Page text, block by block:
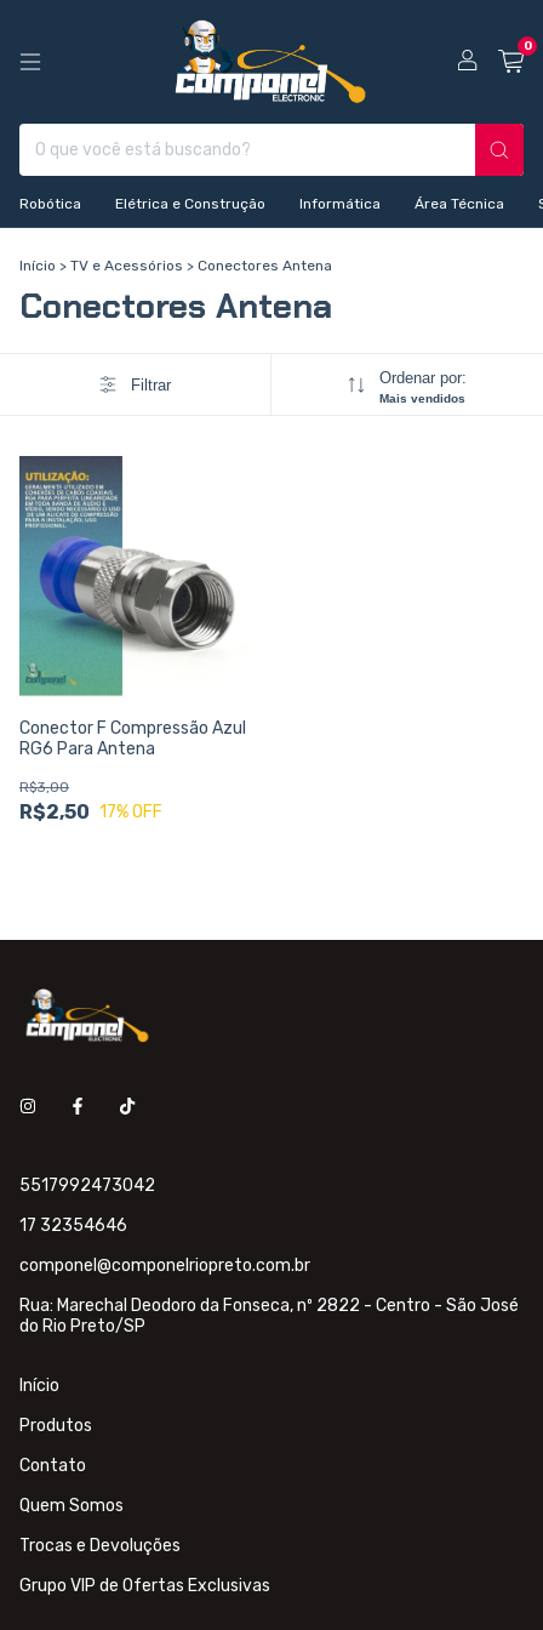
0
Robótica Elétrica e Construção Informática Área Técnica
Início > TV e Acessórios > Conectores Antena
Conectores Antena
Filtrar Ordenar por:
Mais vendidos
Conector F Compressão Azul
RG6 Para Antena
R$2,50
R$3,00
17% OFF
5517992473042
17 32354646
componel@componelriopreto.com.br
Rua: Marechal Deodoro da Fonseca, nº 2822 - Centro - São José
do Rio Preto/SP
Início
Produtos
Contato
Quem Somos
Trocas e Devoluções
Grupo VIP de Ofertas Exclusivas